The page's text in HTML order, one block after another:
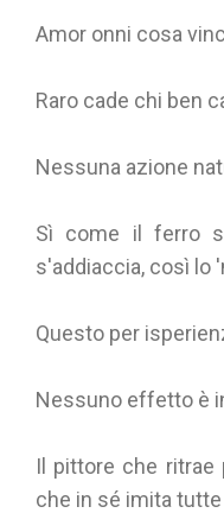
Amor onni cosa
Raro cade chi ben
Nessuna azione
Sì come il ferro
s'addiaccia, così lo
Questo per
Nessuno effetto è
Il pittore che ritrae
che in sé imita